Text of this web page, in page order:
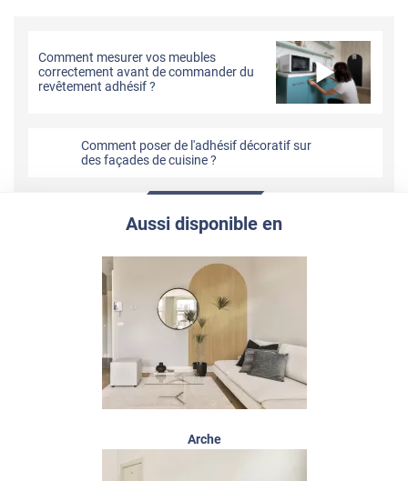
Comment mesurer vos meubles
correctement avant de commander du
revêtement adhésif ?
Comment poser de l'adhésif décoratif sur
des façades de cuisine ?
Aussi disponible en
Arche